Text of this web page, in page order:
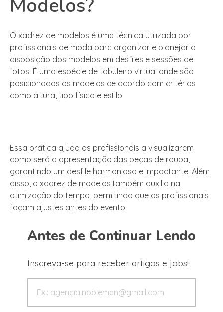
Modelos?
O xadrez de modelos é uma técnica utilizada por
profissionais de moda para organizar e planejar a
disposição dos modelos em desfiles e sessões de
fotos. É uma espécie de tabuleiro virtual onde são
posicionados os modelos de acordo com critérios
como altura, tipo físico e estilo.
Essa prática ajuda os profissionais a visualizarem
como será a apresentação das peças de roupa,
garantindo um desfile harmonioso e impactante. Além
disso, o xadrez de modelos também auxilia na
otimização do tempo, permitindo que os profissionais
façam ajustes antes do evento.
Antes de Continuar Lendo
Inscreva-se para receber artigos e jobs!